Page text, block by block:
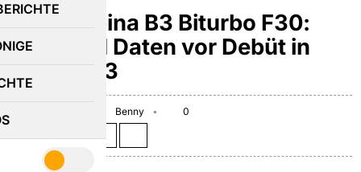
BMW Alpina B3 Biturbo F30:
Preis und Daten vor Debüt in
Genf 2013
Benny
0